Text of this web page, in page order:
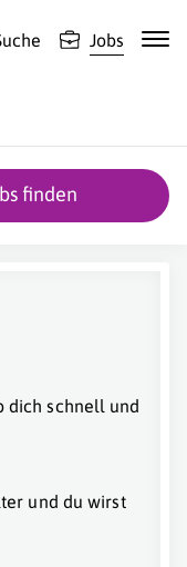
Jobs
finden
dich schnell und
und du wirst